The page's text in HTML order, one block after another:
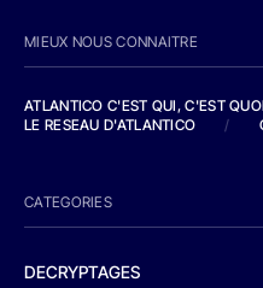
MIEUX NOUS CONNAITRE
ATLANTICO C'EST QUI, C'EST
LE RESEAU D'ATLANTICO
/
CATEGORIES
DECRYPTAGES